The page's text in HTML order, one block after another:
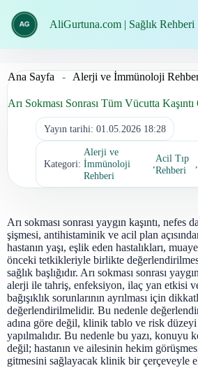
geç
AliGurtuna.com | Sağlık Rehberi
Ana Sayfa - Alerji ve İmmünoloji
Arı Sokması Sonrası Tüm Vücutta Kaşıntı
Yayın tarihi: 01.05.2026 18:28
Kategori:
Alerji ve
İmmünoloji
Rehberi
,
Acil Tıp
Rehberi
,
Arı sokması sonrası yaygın kaşıntı, nefes
şişmesi, antihistaminik ve acil plan
hastanın yaşı, eşlik eden hastalıkları,
önceki tetkikleriyle birlikte
sağlık başlığıdır. Arı sokması sonrası
alerji ile tahriş, enfeksiyon, ilaç yan etkisi
bağışıklık sorunlarının ayrılması için
değerlendirilmelidir. Bu nedenle
adına göre değil, klinik tablo ve risk
yapılmalıdır. Bu nedenle bu yazı, konuyu
değil; hastanın ve ailesinin hekim
gitmesini sağlayacak klinik bir çerçeveyle